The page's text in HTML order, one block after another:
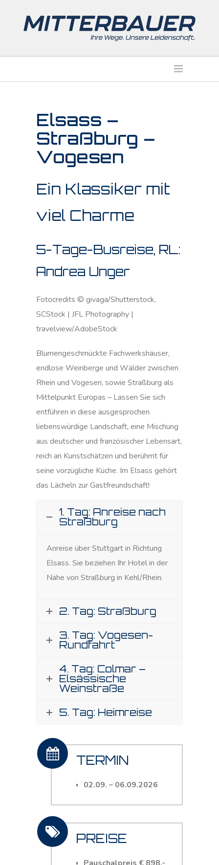
Elsass –
Straßburg –
Vogesen
Ein Klassiker mit
viel Charme
5-Tage-Busreise, RL:
Andrea Unger
Fotocredits © givaga/Shutterstock,
SCStock | JFL Photography |
travelview/AdobeStock
Blumengeschmückte Fachwerkshäuser,
endlose Weinberge und Wälder zwischen
Rhein und Vogesen, sowie Straßburg als
Mittelpunkt Europas – Lassen Sie sich
entführen in diese ausgesprochen
liebenswürdige Landschaft, eine Mischung
aus deutscher und französischer Lebensart,
reich an Kunstschätzen und berühmt für
seine vorzügliche Küche. Im Elsass gehört
das Lächeln zur Gastfreundschaft!
1. Tag: Anreise nach
Straßburg
Anreise über Stuttgart in Richtung
Elsass. Sie beziehen Ihr Hotel in der
Nähe von Straßburg in Kehl/Rhein.
2. Tag: Straßburg
3. Tag: Vogesen-
Rundfahrt
4. Tag: Colmar –
Elsässische
Weinstraße
5. Tag: Heimreise
TERMIN
02.09. – 06.09.2026
PREISE